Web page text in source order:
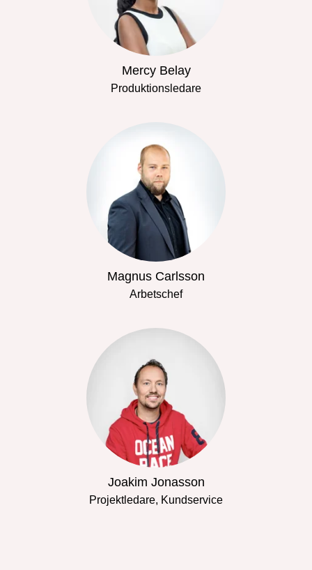
Mercy Belay
Produktionsledare
Magnus Carlsson
Arbetschef
Joakim Jonasson
Projektledare, Kundservice